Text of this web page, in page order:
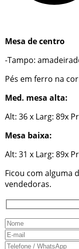
Mesa de centro
-Tampo:
Pés em ferro na
Med. mesa alta:
Alt: 36 x Larg: 89x
Mesa baixa:
Alt: 31 x Larg: 89x
Ficou com alguma
vendedoras.